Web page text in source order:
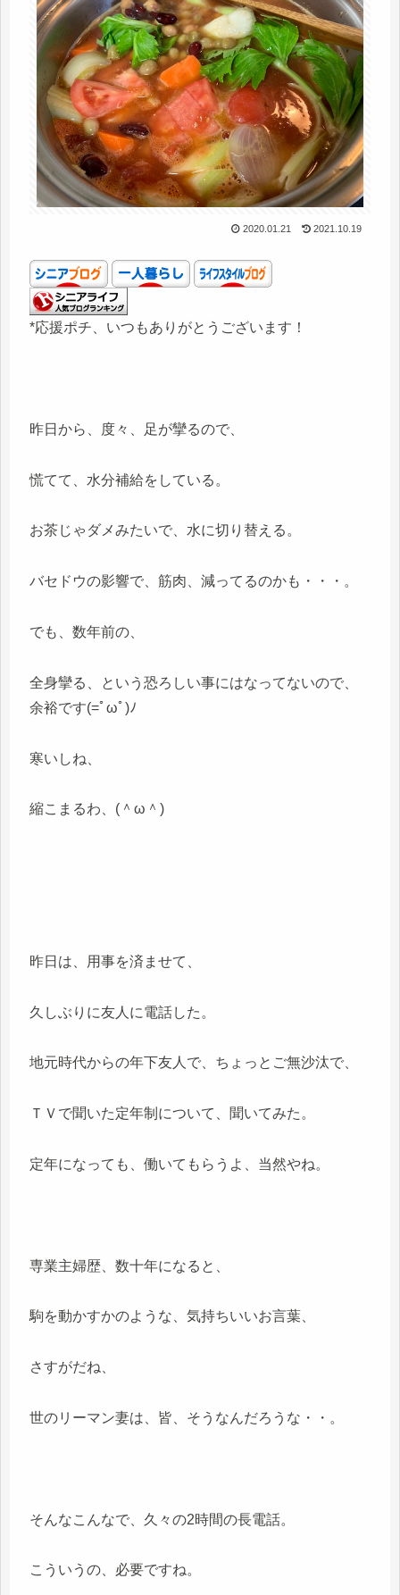
2020.01.21 2021.10.19
*応援ポチ、いつもありがとうございます！
昨日から、度々、足が攣るので、
慌てて、水分補給をしている。
お茶じゃダメみたいで、水に切り替える。
バセドウの影響で、筋肉、減ってるのかも・・・。
でも、数年前の、
全身攣る、という恐ろしい事にはなってないので、
余裕です(=ﾟωﾟ)ﾉ
寒いしね、
縮こまるわ、(＾ω＾)
昨日は、用事を済ませて、
久しぶりに友人に電話した。
地元時代からの年下友人で、ちょっとご無沙汰で、
ＴＶで聞いた定年制について、聞いてみた。
定年になっても、働いてもらうよ、当然やね。
専業主婦歴、数十年になると、
駒を動かすかのような、気持ちいいお言葉、
さすがだね、
世のリーマン妻は、皆、そうなんだろうな・・。
そんなこんなで、久々の2時間の長電話。
こういうの、必要ですね。